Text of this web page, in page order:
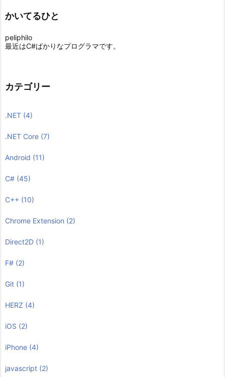
かいてるひと
peliphilo
最近はC#ばかりなプログラマです。
カテゴリー
.NET (4)
.NET Core (7)
Android (11)
C# (45)
C++ (10)
Chrome Extension (2)
Direct2D (1)
F# (2)
Git (1)
HERZ (4)
iOS (2)
iPhone (4)
javascript (2)